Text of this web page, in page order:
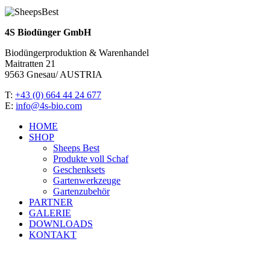
4S Biodünger GmbH
Biodüngerproduktion & Warenhandel
Maitratten 21
9563 Gnesau/ AUSTRIA
T: +43 (0) 664 44 24 677
E: info@4s-bio.com
HOME
SHOP
Sheeps Best
Produkte voll Schaf
Geschenksets
Gartenwerkzeuge
Gartenzubehör
PARTNER
GALERIE
DOWNLOADS
KONTAKT